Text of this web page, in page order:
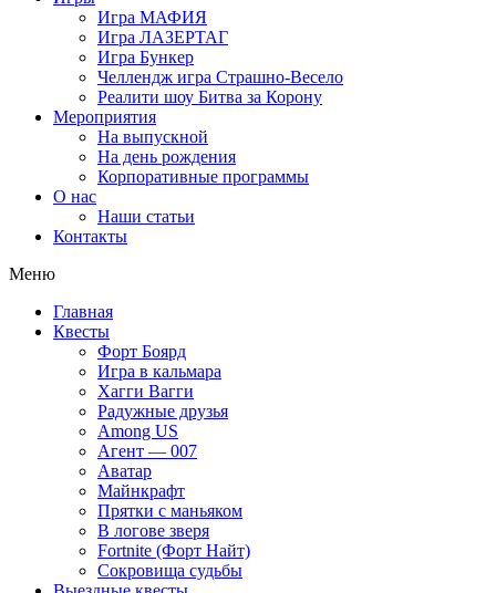
Игра МАФИЯ
Игра ЛАЗЕРТАГ
Игра Бункер
Челлендж игра Страшно-Весело
Реалити шоу Битва за Корону
Мероприятия
На выпускной
На день рождения
Корпоративные программы
О нас
Наши статьи
Контакты
Меню
Главная
Квесты
Форт Боярд
Игра в кальмара
Хагги Вагги
Радужные друзья
Among US
Агент — 007
Аватар
Майнкрафт
Прятки с маньяком
В логове зверя
Fortnite (Форт Найт)
Сокровища судьбы